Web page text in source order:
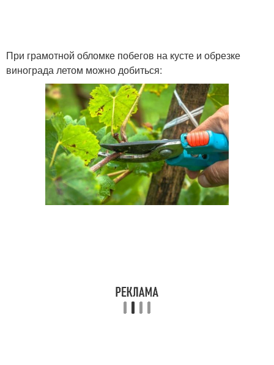
При грамотной обломке побегов на кусте и обрезке
винограда летом можно добиться: